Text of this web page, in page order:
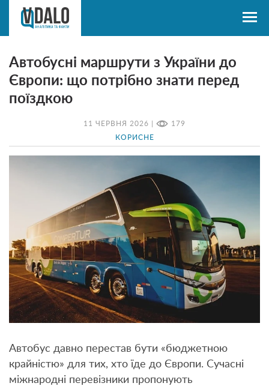
11 ЧЕРВНЯ 2026 | 179
КОРИСНЕ
Автобусні маршрути з України до
Європи: що потрібно знати перед
поїздкою
Автобус давно перестав бути «бюджетною
крайністю» для тих, хто їде до Європи. Сучасні
міжнародні перевізники пропонують